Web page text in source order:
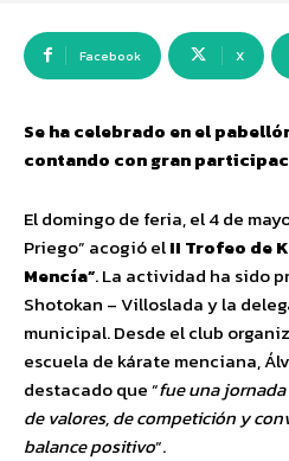
Facebook X
Se ha celebrado en el
contando con gran
El domingo de feria, el 4 de
Priego” acogió elII Trofeo de
Mencía”. La actividad ha sido
Shotokan – Villoslada y la
municipal. Desde el club
escuela de kárate menciana,
destacado que “fue una
de valores, de competición y
balance positivo“.